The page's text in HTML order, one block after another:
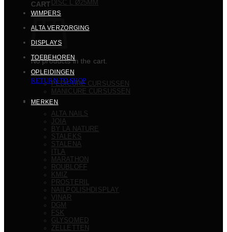
CART
No products in the cart.
RETURN TO SHOP
DISC L Ø25MM
WIMPERS
ALTA VERZORGING
DISPLAYS
TOEBEHOREN
OPLEIDINGEN
PEDICURE CURSUSSEN
MANICURE CURSUSSEN
MERKEN
ALTA NAILS
JOIA
BY LA NATURE
STALEKS
STALENA
ITLA
MARATHON
ROUBLOFF
KMIZ
PROSTERIL
NAILPOLISHDISPLAY
VINAR
DGM
FSK
GLYSOMED
ZELLETTEN